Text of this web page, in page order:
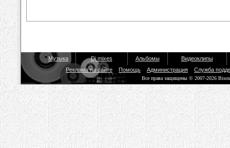
Музыка Dj mixes Альбомы
Видеоклипы
Реклама на сайте
Помощь Администрация Служба
Все права защищены © 2007-2026